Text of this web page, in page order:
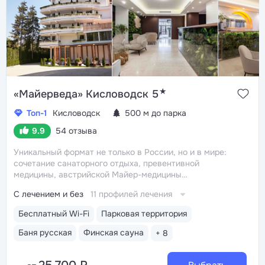
«Майерведа» Кисловодск 5★
Топ-1 Кисловодск
500 м до парка
9.9
54 отзыва
Уникальный формат не только в России, но и в мире:
сочетание санаторного отдыха, превентивной
медицины, австрийской Майер-медицины
древнеиндийской Аюрведы
Победитель
международной премии The World Luxury Awards.
Премия «Вояж» за лучший велнес-проект России
Выбор блогеров, актёров, предпринимателей,
Пелагея, Мот, Анна Снаткина, Екатерина Климова,
Бесплатный Wi-Fi
Парковая территория
Баня русская
Финская сауна + 8
С лечением и без 11 профилей лечения